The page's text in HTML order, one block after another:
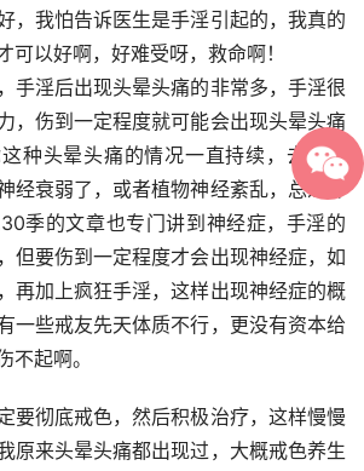
，我怕告诉医生是手淫引起的，我真的
可以好啊，好难受呀，救命啊！
手淫后出现头晕头痛的非常多，手淫很
，伤到一定程度就可能会出现头晕头痛
种头晕头痛的情况一直持续，去看医
经衰弱了，或者植物神经紊乱，总之神
季的文章也专门讲到神经症，手淫的
但要伤到一定程度才会出现神经症，如
再加上疯狂手淫，这样出现神经症的概
一些戒友先天体质不行，更没有资本给
不起啊。
要彻底戒色，然后积极治疗，这样慢慢
原来头晕头痛都出现过，大概戒色养生